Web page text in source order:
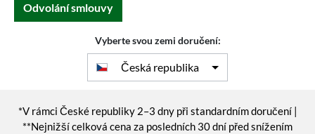
Odvolání smlouvy
Vyberte svou zemi doručení:
Česká republika
*V rámci České republiky 2–3 dny při standardním doručení |
**Nejnižší celková cena za posledních 30 dní před snížením